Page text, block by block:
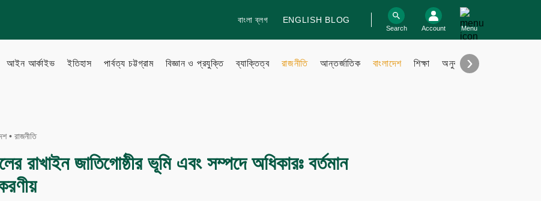
log In
Blog
Gallery
About Us
How to
Contact
Contribute
বাংলা ব্লগ ENGLISH BLOG
Search Account Menu
আইন আর্কাইভ ইতিহাস পার্বত্য চট্টগ্রাম বিজ্ঞান ও প্রযুক্তি ব্যাক্তিত্ব রাজনীতি আন্তর্জাতিক বাংলাদেশ শিক্ষা অনুবাদ বিবিধ
›
• রাজনীতি
রাখাইন জাতিগোষ্ঠীর ভূমি এবং সম্পদে অধিকারঃ বর্তমান